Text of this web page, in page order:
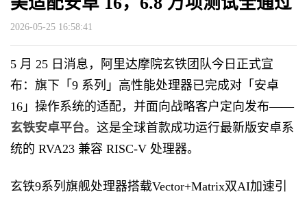
2026-05-25 16:58:41
5 月 25 日消息，阿里达摩院玄铁团队今日正式宣
布：旗下「9 系列」高性能处理器已完成对「安卓
16」操作系统的适配，并面向战略客户定向发布——
玄铁安卓平台。这是全球首款成功运行最新版安卓系
统的 RVA23 兼容 RISC-V 处理器。
玄铁9系列旗舰处理器搭载Vector+Matrix双AI加速引